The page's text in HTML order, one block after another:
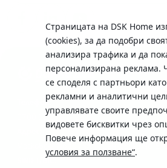
Страницата на DSK Home
(cookies), за да подобри
анализира трафика и да
персонализирана реклама.
се споделя с партньори
рекламни и аналитични
управлявате своите
видовете бисквитки чрез
Повече информация ще
условия за ползване“.
Телефон:
0700 10 375 / *2375
Московска No.19 / ул. Г. Бенковски No.
SWIFT/BIC: